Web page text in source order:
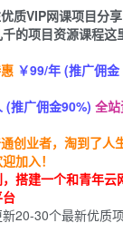
招募
搭建
小白0基础
质VIP网课项目分享
的项目资源课程这
￥99/年 (推广佣金
(推广佣金90%) 全
创业者，淘到了人
加入！
搭建一个和青年云
20-30个最新优质